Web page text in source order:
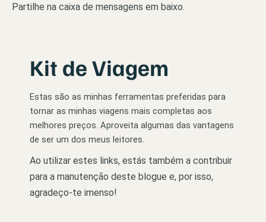
Partilhe na caixa de mensagens em baixo.
Kit de Viagem
Estas são as minhas ferramentas preferidas para
tornar as minhas viagens mais completas aos
melhores preços. Aproveita algumas das vantagens
de ser um dos meus leitores.
Ao utilizar estes links, estás também a contribuir
para a manutenção deste blogue e, por isso,
agradeço-te imenso!